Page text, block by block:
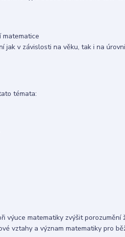
matematice
jak v závislosti na věku, tak i na úrovni
témata:
výuce matematiky zvýšit porozumění
vztahy a význam matematiky pro